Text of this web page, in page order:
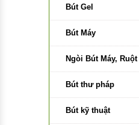
Bút Gel
Bút Máy
Ngòi Bút Máy,
Bút thư pháp
Bút kỹ thuật